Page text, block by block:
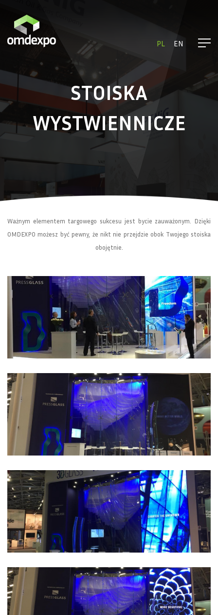
PL EN
STOISKA
WYSTWIENNICZE
Ważnym elementem targowego sukcesu jest bycie zauważonym. Dzięki
OMDEXPO możesz być pewny, że nikt nie przejdzie obok Twojego stoiska
obojętnie.